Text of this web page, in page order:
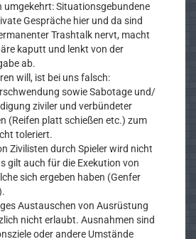
umgekehrt: Situationsgebundene
Gespräche hier und da sind
Trashtalk nervt, macht
kaputt und lenkt von der
ab.
will, ist bei uns falsch:
sowie Sabotage und/
ziviler und verbündeter
(Reifen platt schießen etc.) zum
toleriert.
Zivilisten durch Spieler wird nicht
gilt auch für die Exekution von
sich ergeben haben (Genfer
Austauschen von Ausrüstung
nicht erlaubt. Ausnahmen sind
oder andere Umstände